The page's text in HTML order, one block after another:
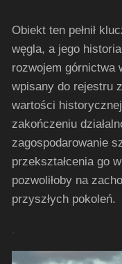
Obiekt ten pełnił
węgla, a jego
rozwojem górnictwa
wpisany do rejestru
wartości
zakończeniu
zagospodarowanie
przekształcenia go
pozwoliłoby na
przyszłych pokoleń.